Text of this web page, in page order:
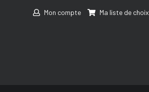
Mon compte Ma liste de choix